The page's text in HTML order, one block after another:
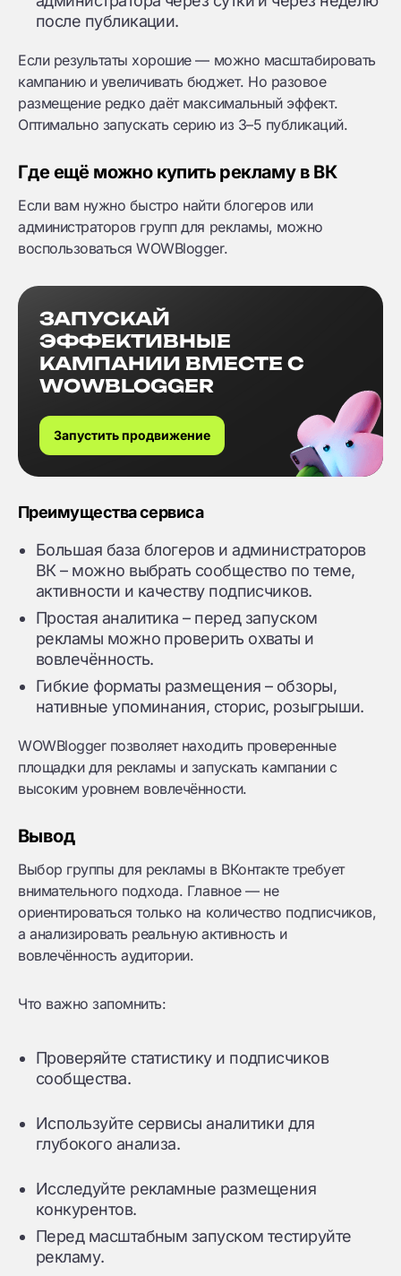
после публикации.
Если результаты хорошие — можно масштабировать
кампанию и увеличивать бюджет. Но разовое
размещение редко даёт максимальный эффект.
Оптимально запускать серию из 3–5 публикаций.
Где ещё можно купить рекламу в ВК
Если вам нужно быстро найти блогеров или
администраторов групп для рекламы, можно
воспользоваться WOWBlogger.
ЗАПУСКАЙ
ЭФФЕКТИВНЫЕ
КАМПАНИИ ВМЕСТЕ С
WOWBLOGGER
Запустить продвижение
Преимущества сервиса
Большая база блогеров и администраторов
ВК – можно выбрать сообщество по теме,
активности и качеству подписчиков.
Простая аналитика – перед запуском
рекламы можно проверить охваты и
вовлечённость.
Гибкие форматы размещения – обзоры,
нативные упоминания, сторис, розыгрыши.
WOWBlogger позволяет находить проверенные
площадки для рекламы и запускать кампании с
высоким уровнем вовлечённости.
Вывод
Выбор группы для рекламы в ВКонтакте требует
внимательного подхода. Главное — не
ориентироваться только на количество подписчиков,
а анализировать реальную активность и
вовлечённость аудитории.
Что важно запомнить:
Проверяйте статистику и подписчиков
сообщества.
Используйте сервисы аналитики для
глубокого анализа.
Исследуйте рекламные размещения
конкурентов.
Перед масштабным запуском тестируйте
рекламу.